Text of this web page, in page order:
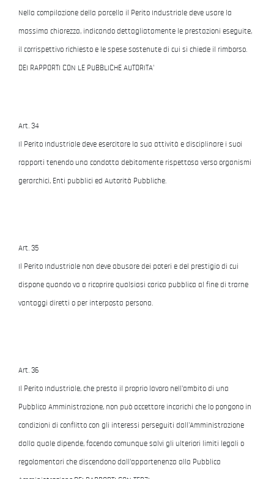
Nella compilazione della parcella il Perito Industriale deve usare la
massima chiarezza, indicando dettagliatamente le prestazioni eseguite,
il corrispettivo richiesto e le spese sostenute di cui si chiede il rimborso.
DEI RAPPORTI CON LE PUBBLICHE AUTORITA'
Art. 34
Il Perito Industriale deve esercitare la sua attività e disciplinare i suoi
rapporti tenendo una condotta debitamente rispettosa verso organismi
gerarchici, Enti pubblici ed Autorità Pubbliche.
Art. 35
Il Perito Industriale non deve abusare dei poteri e del prestigio di cui
dispone quando va a ricoprire qualsiasi carica pubblica al fine di trarne
vantaggi diretti o per interposta persona.
Art. 36
Il Perito Industriale, che presta il proprio lavoro nell'ambito di una
Pubblica Amministrazione, non può accettare incarichi che lo pongono in
condizioni di conflitto con gli interessi perseguiti dall'Amministrazione
dalla quale dipende, facendo comunque salvi gli ulteriori limiti legali o
regolamentari che discendono dall'appartenenza alla Pubblica